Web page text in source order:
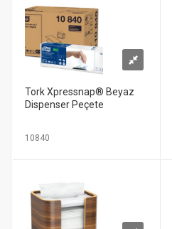
Tork Xpressnap® Beyaz
Dispenser Peçete
10840